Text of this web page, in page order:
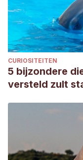
CURIOSITEITEN
5 bijzondere
versteld zult